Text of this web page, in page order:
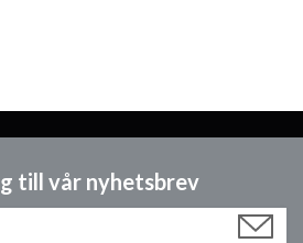
till vår nyhetsbrev